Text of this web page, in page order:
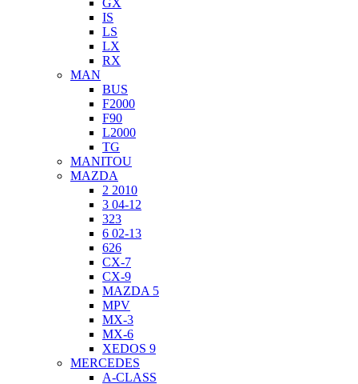
GX
IS
LS
LX
RX
MAN
BUS
F2000
F90
L2000
TG
MANITOU
MAZDA
2 2010
3 04-12
323
6 02-13
626
CX-7
CX-9
MAZDA 5
MPV
MX-3
MX-6
XEDOS 9
MERCEDES
A-CLASS